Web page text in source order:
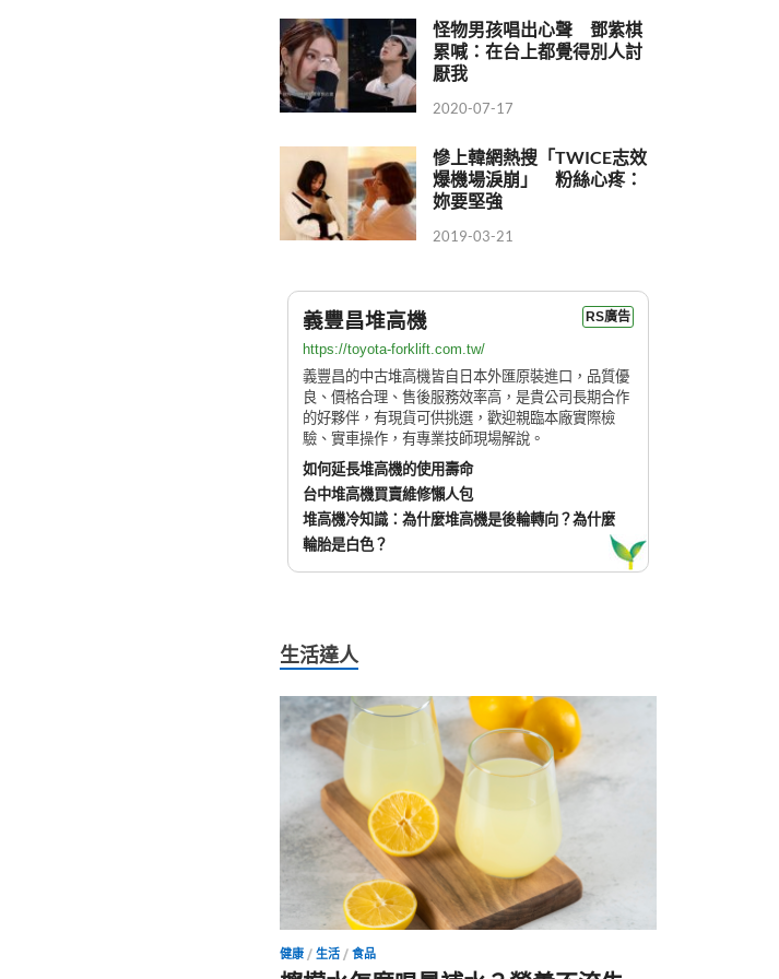
怪物男孩唱出心聲 鄧紫棋
累喊：在台上都覺得別人討
厭我
2020-07-17
慘上韓網熱搜「TWICE志效
爆機場淚崩」 粉絲心疼：
妳要堅強
2019-03-21
義豐昌堆高機 RS廣告
https://toyota-forklift.com.tw/
義豐昌的中古堆高機皆自日本外匯原裝進口，品質優
良、價格合理、售後服務效率高，是貴公司長期合作
的好夥伴，有現貨可供挑選，歡迎親臨本廠實際檢
驗、實車操作，有專業技師現場解說。
如何延長堆高機的使用壽命
台中堆高機買賣維修懶人包
堆高機冷知識：為什麼堆高機是後輪轉向？為什麼
輪胎是白色？
生活達人
健康 /生活 /食品